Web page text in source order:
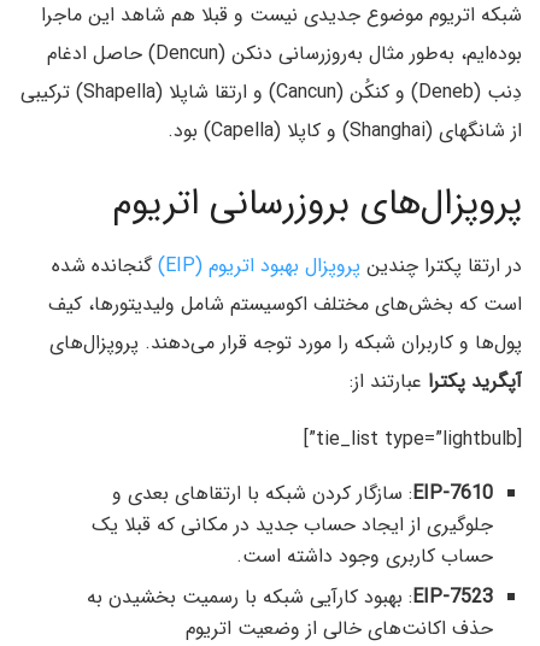
شبکه اتریوم موضوع جدیدی نیست و قبلا هم شاهد این ماجرا
بوده‌ایم، به‌طور مثال به‌روز‌رسانی دنکن (Dencun) حاصل ادغام
دِنب (Deneb) و کنکُن (Cancun) و ارتقا شاپلا (Shapella) ترکیبی
از شانگهای (Shanghai) و کاپلا (Capella) بود.
پروپزال‌های بروزرسانی اتریوم
در ارتقا پکترا چندین پروپزال بهبود اتریوم (EIP)
گنجانده شده
است که بخش‌های مختلف اکوسیستم شامل ولیدیتورها، کیف
پول‌ها و کاربران شبکه را مورد توجه قرار می‌دهند. پروپزال‌های
آپگرید پکترا عبارتند از:
[tie_list type=”lightbulb”]
EIP-7610: سازگار کردن شبکه با ارتقاهای بعدی و
جلوگیری از ایجاد حساب جدید در مکانی که قبلا یک
حساب کاربری وجود داشته است.
EIP-7523: بهبود کارآیی شبکه با رسمیت بخشیدن به
حذف اکانت‌های خالی از وضعیت اتریوم